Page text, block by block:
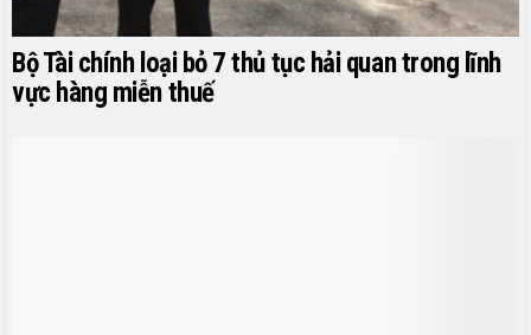
Bộ Tài chính loại bỏ 7 thủ tục hải quan trong lĩnh
vực hàng miễn thuế